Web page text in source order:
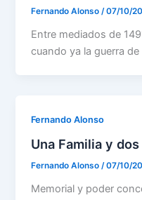
Fernando Alonso/07/10/
Entre mediados de
cuando ya la guerra
Fernando Alonso
Una Familia y
Fernando Alonso /07/10/
Memorial y poder